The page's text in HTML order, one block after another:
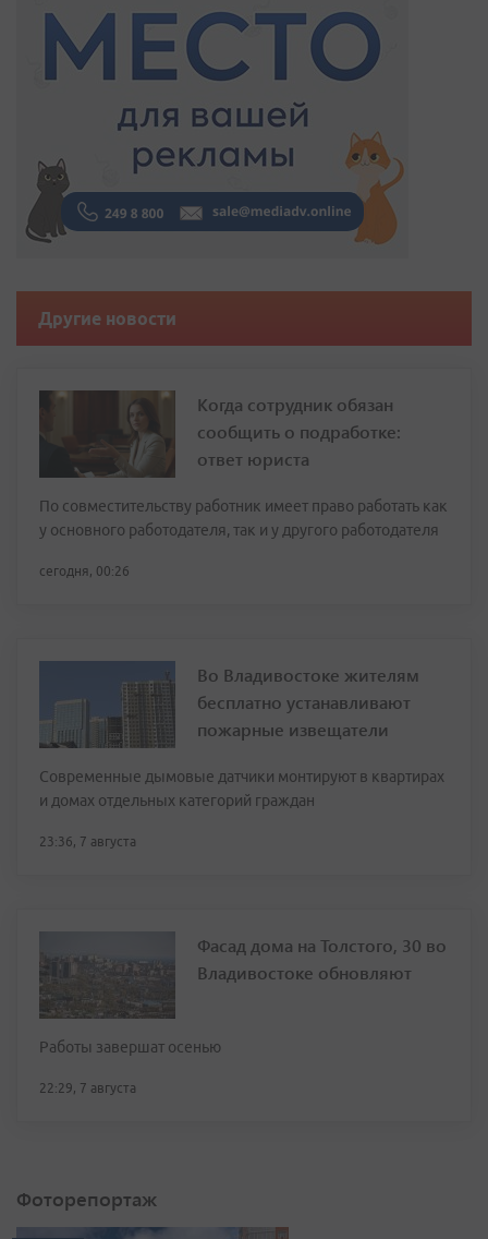
Другие новости
Когда сотрудник обязан
сообщить о подработке:
ответ юриста
По совместительству работник имеет право работать как
у основного работодателя, так и у другого работодателя
сегодня, 00:26
Во Владивостоке жителям
бесплатно устанавливают
пожарные извещатели
Современные дымовые датчики монтируют в квартирах
и домах отдельных категорий граждан
23:36, 7 августа
Фасад дома на Толстого, 30 во
Владивостоке обновляют
Работы завершат осенью
22:29, 7 августа
Фоторепортаж